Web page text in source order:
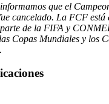
que el
cancelado. La FCF está
de la FIFA y
Copas Mundiales y los